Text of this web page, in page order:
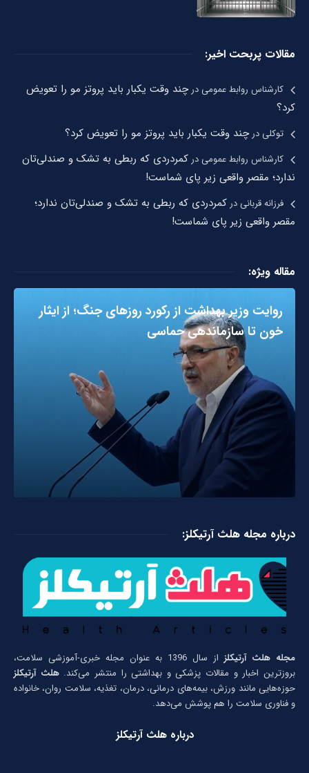
مقالات پربحت اخیر:
کارشناس روابط عمومیدرچند وقت یکبار باید پروتز مو را تعویض
کرد؟
توکلیدرچند وقت یکبار باید پروتز مو را تعویض کرد؟
کارشناس روابط عمومیدرکمردردی که ربطی به تشک و صندلی‌تان
ندارد؛ مقصر واقعی زیر پای شماست!
فرزانه قربانیدرکمردردی که ربطی به تشک و صندلی‌تان ندارد؛
مقصر واقعی زیر پای شماست!
مقاله ویژه:
روایت وزیر بهداشت از رکورد روزهای جنگ؛ از ایثار
خون تا سازماندهی حماسی
درباره مجله هلث آرتیکلز:
مجله هلث آرتیکلز
از سال 1396 به عنوان مجله خبری-آموزشی سلامت،
بروزترین اخبار و مقالات پزشکی و بهداشتی را منتشر می‌کند.هلث آرتیکلز
حوزه‌هایی مانند ورزش، بیمه‌های درمانی، درمان، تغذیه، سلامت روان، خانواده
و فناوری سلامت را هم پوشش می‌دهد.
درباره هلث آرتیکلز